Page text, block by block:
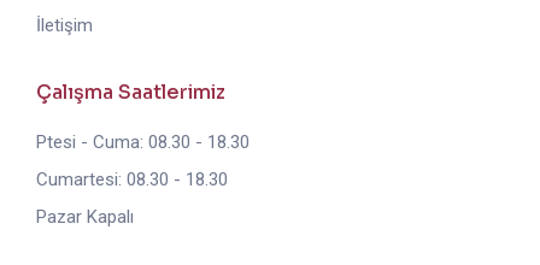
İletişim
Çalışma Saatlerimiz
Ptesi - Cuma: 08.30 - 18.30
Cumartesi: 08.30 - 18.30
Pazar Kapalı